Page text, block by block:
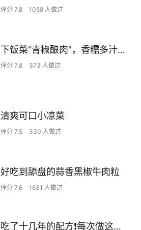
评分 7.8 1058 人做过
下饭菜“青椒酿肉”，香糯多汁鲜嫩下饭
评分 7.8 373 人做过
清爽可口小凉菜
评分 7.5 330 人做过
好吃到舔盘的蒜香黑椒牛肉粒
评分 7.6 1631 人做过
吃了十几年的配方❗️每次做这至少吃2碗